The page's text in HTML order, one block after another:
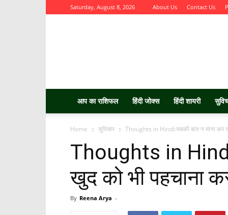
Saturday, August 8, 2026 About Us Contact Us
आप का राशिफल हिंदी जोक्स हिंदी शायरी
Home सुविचार Thoughts in Hindi:सबकी बात न माना कर
Thoughts in
खुद को भी पहचाना
By Reena Arya -